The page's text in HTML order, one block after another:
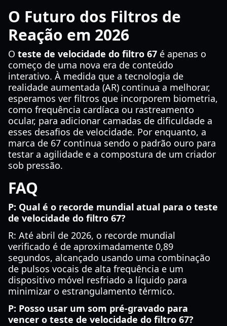
O Futuro dos Filtros de
Reação em 2026
O teste de velocidade do filtro 67 é apenas o
começo de uma nova era de conteúdo
interativo. À medida que a tecnologia de
realidade aumentada (AR) continua a melhorar,
esperamos ver filtros que incorporem biometria,
como frequência cardíaca ou rastreamento
ocular, para adicionar camadas de dificuldade a
esses desafios de velocidade. Por enquanto, a
marca de 67 continua sendo o padrão ouro para
testar a agilidade e a compostura de um criador
sob pressão.
FAQ
P: Qual é o recorde mundial atual para o teste
de velocidade do filtro 67?
R: Até abril de 2026, o recorde mundial
verificado é de aproximadamente 0,89
segundos, alcançado usando uma combinação
de pulsos vocais de alta frequência e um
dispositivo móvel resfriado a líquido para
minimizar o estrangulamento térmico.
P: Posso usar um som pré-gravado para
vencer o teste de velocidade do filtro 67?